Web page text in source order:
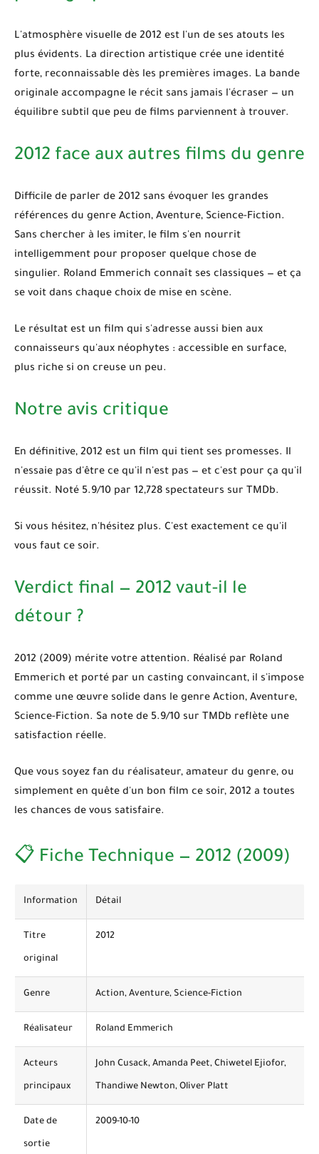
L'atmosphère visuelle de 2012 est l'un de ses atouts les
plus évidents. La direction artistique crée une identité
forte, reconnaissable dès les premières images. La bande
originale accompagne le récit sans jamais l'écraser — un
équilibre subtil que peu de films parviennent à trouver.
2012 face aux autres films du genre
Difficile de parler de 2012 sans évoquer les grandes
références du genre Action, Aventure, Science-Fiction.
Sans chercher à les imiter, le film s'en nourrit
intelligemment pour proposer quelque chose de
singulier. Roland Emmerich connaît ses classiques — et ça
se voit dans chaque choix de mise en scène.
Le résultat est un film qui s'adresse aussi bien aux
connaisseurs qu'aux néophytes : accessible en surface,
plus riche si on creuse un peu.
Notre avis critique
En définitive, 2012 est un film qui tient ses promesses. Il
n'essaie pas d'être ce qu'il n'est pas — et c'est pour ça qu'il
réussit. Noté 5.9/10 par 12,728 spectateurs sur TMDb.
Si vous hésitez, n'hésitez plus. C'est exactement ce qu'il
vous faut ce soir.
Verdict final — 2012 vaut-il le
détour ?
2012 (2009) mérite votre attention. Réalisé par Roland
Emmerich et porté par un casting convaincant, il s'impose
comme une œuvre solide dans le genre Action, Aventure,
Science-Fiction. Sa note de 5.9/10 sur TMDb reflète une
satisfaction réelle.
Que vous soyez fan du réalisateur, amateur du genre, ou
simplement en quête d'un bon film ce soir, 2012 a toutes
les chances de vous satisfaire.
📋 Fiche Technique — 2012 (2009)
Information Détail
Titre
original
2012
Genre Action, Aventure, Science-Fiction
Réalisateur Roland Emmerich
Acteurs
principaux
John Cusack, Amanda Peet, Chiwetel Ejiofor,
Thandiwe Newton, Oliver Platt
Date de
sortie
2009-10-10